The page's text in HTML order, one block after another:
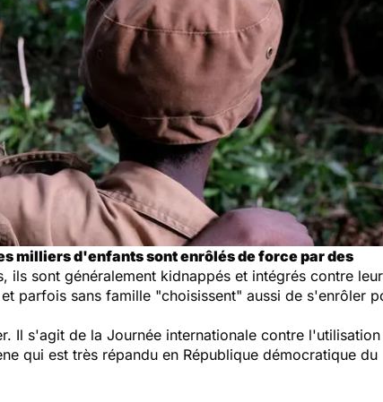
milliers d'enfants sont enrôlés de force par des
ils sont généralement kidnappés et intégrés contre
parfois sans famille "choisissent" aussi de s'enrôler
Il s'agit de la Journée internationale contre
qui est très répandu en République démocratique du